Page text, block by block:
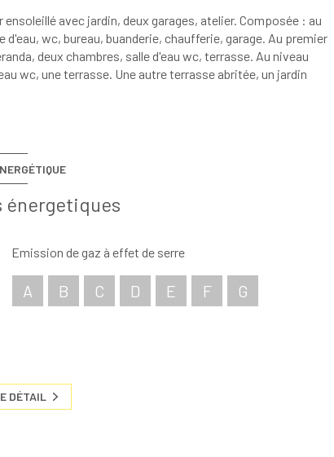
avec jardin, deux garages, atelier. Composée : au
wc, bureau, buanderie, chaufferie, garage. Au premier
deux chambres, salle d'eau wc, terrasse. Au niveau
wc, une terrasse. Une autre terrasse abritée, un jardin
énergetiques
Emission de gaz à effet de serre
A B C D E F G
DÉTAIL